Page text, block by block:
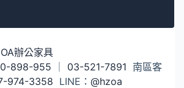
898-955 03-521-7891 南區客
974-3358 LINE： @hzoa